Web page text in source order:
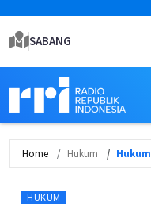
SABANG
Home Hukum Hukum
HUKUM